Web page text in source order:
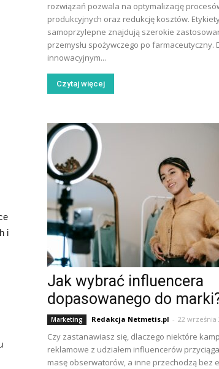
i
rozwiązań pozwala na optymalizację
produkcyjnych oraz redukcję kosztów.
samoprzylepne znajdują szerokie
przemysłu spożywczego po farmaceutyczny.
innowacyjnym...
Czytaj więcej
Jak wybrać influencera
dopasowanego do
Marketing Redakcja Netmetis.pl - 22 września
Czy zastanawiasz się, dlaczego niektóre
reklamowe z udziałem influencerów
masę obserwatorów, a inne przechodzą bez